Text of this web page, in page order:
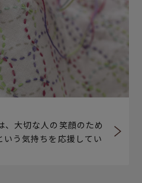
、大切な人の笑顔のため
いう気持ちを応援してい